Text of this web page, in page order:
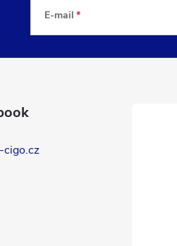
E-mail
cigo.cz